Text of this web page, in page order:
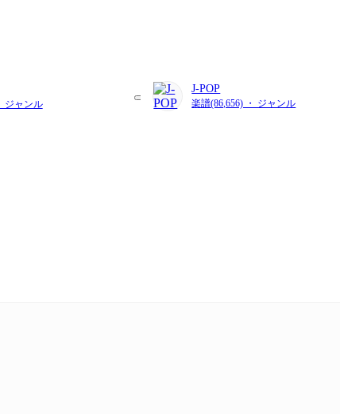
ジャンル
J-POP
楽譜(86,656) ・ ジャンル